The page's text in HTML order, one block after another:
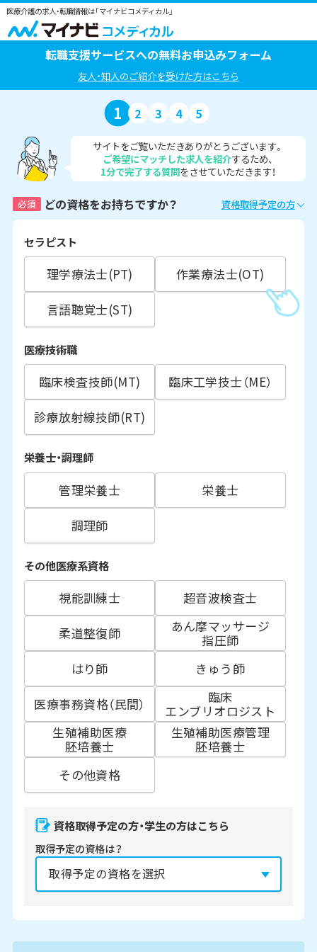
医療介護の求人・転職情報は「マイナビコメディカル」
転職支援サービスへの無料お申込みフォーム
友人・知人のご紹介を受けた方はこちら
1 2 3 4 5
サイトをご覧いただきありがとうございます。
ご希望にマッチした求人を紹介するため、
1分で完了する質問をさせていただきます！
必須 どの資格をお持ちですか？ 資格取得予定の方
セラピスト
理学療法士(PT)
作業療法士(OT)
言語聴覚士(ST)
医療技術職
臨床検査技師(MT)
臨床工学技士（ME）
診療放射線技師(RT)
栄養士・調理師
管理栄養士
栄養士
調理師
その他医療系資格
視能訓練士
超音波検査士
柔道整復師
あん摩マッサージ
指圧師
はり師
きゅう師
医療事務資格（民間）
臨床
エンブリオロジスト
生殖補助医療
胚培養士
生殖補助医療管理
胚培養士
その他資格
資格取得予定の方・学生の方はこちら
取得予定の資格は？
2027年 2028年 2029年 3月